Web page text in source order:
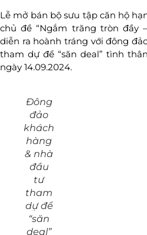
Lễ mở bán bộ sưu tập căn hộ
chủ đề “Ngắm trăng tròn đầy
diễn ra hoành tráng với đông
tham dự để “săn deal” tình
ngày 14.09.2024.
Đông
đảo
khách
hàng
& nhà
đầu
tư
tham
dự để
“săn
deal”